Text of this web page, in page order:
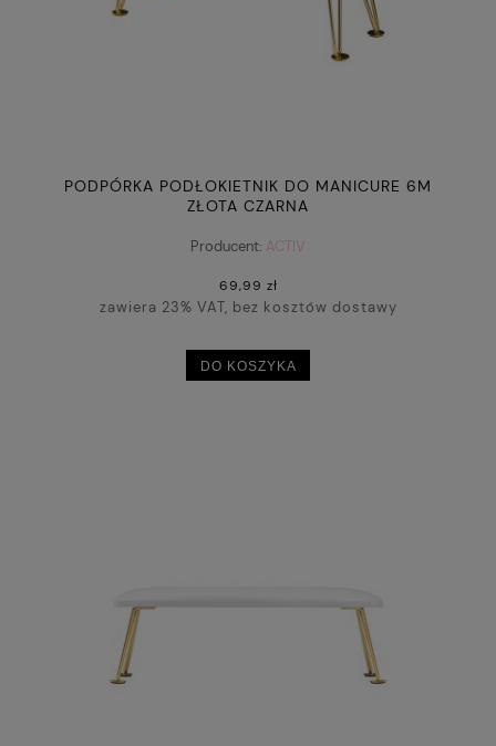
PODPÓRKA PODŁOKIETNIK DO MANICURE 6M
ZŁOTA CZARNA
Producent: ACTIV
69,99 zł
zawiera 23% VAT, bez kosztów dostawy
DO KOSZYKA